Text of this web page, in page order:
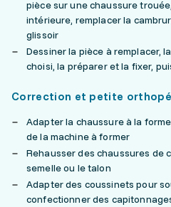
pièce sur une chaussure
intérieure, remplacer la
glissoir
Dessiner la pièce à remplacer,
choisi, la préparer et la fixer,
Correction et petite
Adapter la chaussure à la
de la machine à former
Rehausser des chaussures de
semelle ou le talon
Adapter des coussinets pour
confectionner des